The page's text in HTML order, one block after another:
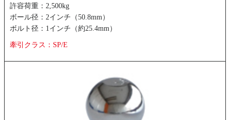
許容荷重：2,500kg
ボール径：2インチ（50.8mm）
ボルト径：1インチ（約25.4mm）
牽引クラス：SP/E